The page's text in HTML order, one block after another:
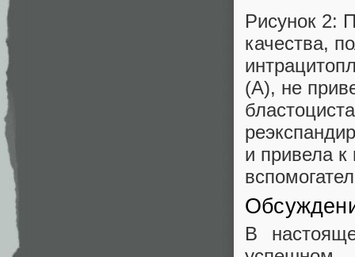
Рисунок 2:
качества,
(А), не
и привела к
В